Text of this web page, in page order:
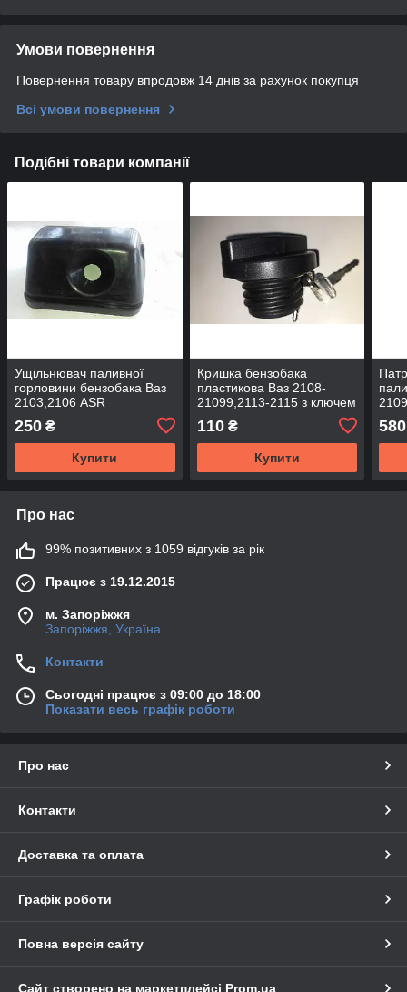
Умови повернення
Повернення товару впродовж 14 днів за рахунок покупця
Всі умови повернення
Подібні товари компанії
Ущільнювач паливної
горловини бензобака Ваз
2103,2106 ASR
250 ₴
Купити
Кришка бензобака
пластикова Ваз 2108-
21099,2113-2115 з ключем
110₴
Купити
580
Про нас
99% позитивних з 1059 відгуків за рік
Працює з 19.12.2015
м. Запоріжжя
Запоріжжя, Україна
Контакти
Сьогодні працює з 09:00 до 18:00
Показати весь графік роботи
Про нас
Контакти
Доставка та оплата
Графік роботи
Повна версія сайту
Сайт створено на маркетплейсі Prom.ua